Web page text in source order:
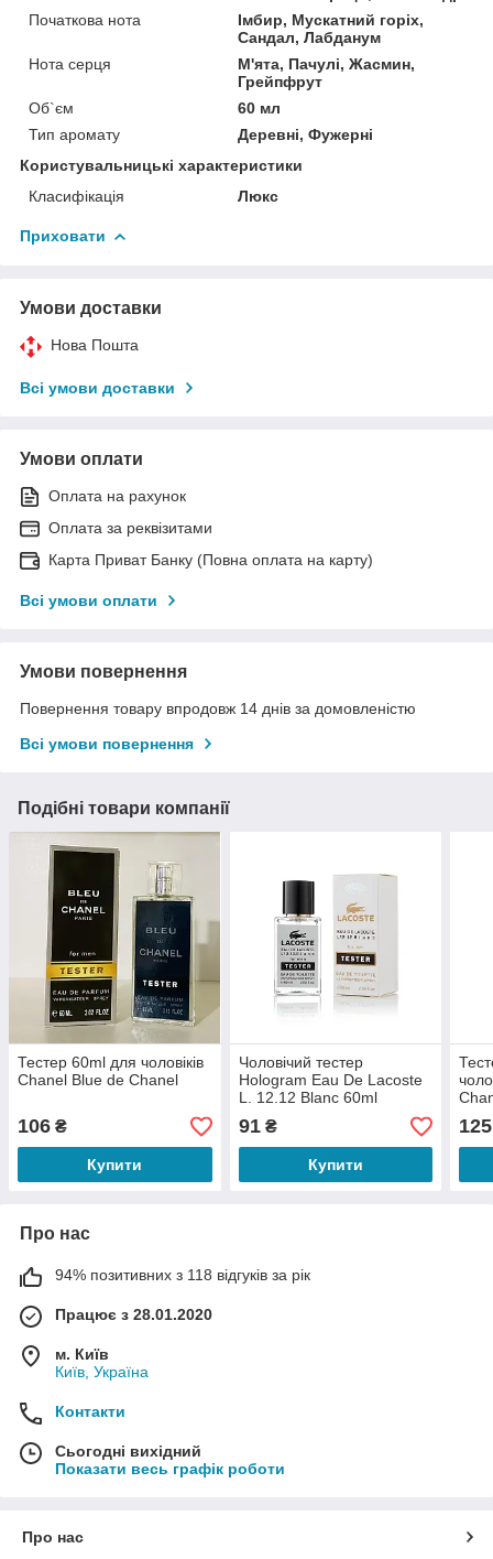
Початкова нота
Імбир, Мускатний горіх,
Сандал, Лабданум
Нота серця
М'ята, Пачулі, Жасмин,
Грейпфрут
Об`єм
60 мл
Тип аромату
Деревні, Фужерні
Користувальницькі характеристики
Класифікація
Люкс
Приховати
Умови доставки
Нова Пошта
Всі умови доставки
Умови оплати
Оплата на рахунок
Оплата за реквізитами
Карта Приват Банку (Повна оплата на карту)
Всі умови оплати
Умови повернення
Повернення товару впродовж 14 днів за домовленістю
Всі умови повернення
Подібні товари компанії
Тестер 60ml для чоловіків
Chanel Blue de Chanel
106 ₴
Купити
Чоловічий тестер
Hologram Eau De Lacoste
L. 12.12 Blanc 60ml
91₴
Купити
125
Про нас
94% позитивних з 118 відгуків за рік
Працює з 28.01.2020
м. Київ
Київ, Україна
Контакти
Сьогодні вихідний
Показати весь графік роботи
Про нас